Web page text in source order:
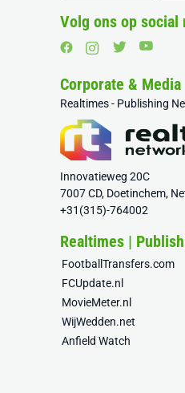
Volg ons op social
Corporate & Media
Realtimes - Publishing
Innovatieweg 20C
7007 CD, Doetinchem,
+31(315)-764002
Realtimes |
FootballTransfers.com
FCUpdate.nl
MovieMeter.nl
WijWedden.net
Anfield Watch